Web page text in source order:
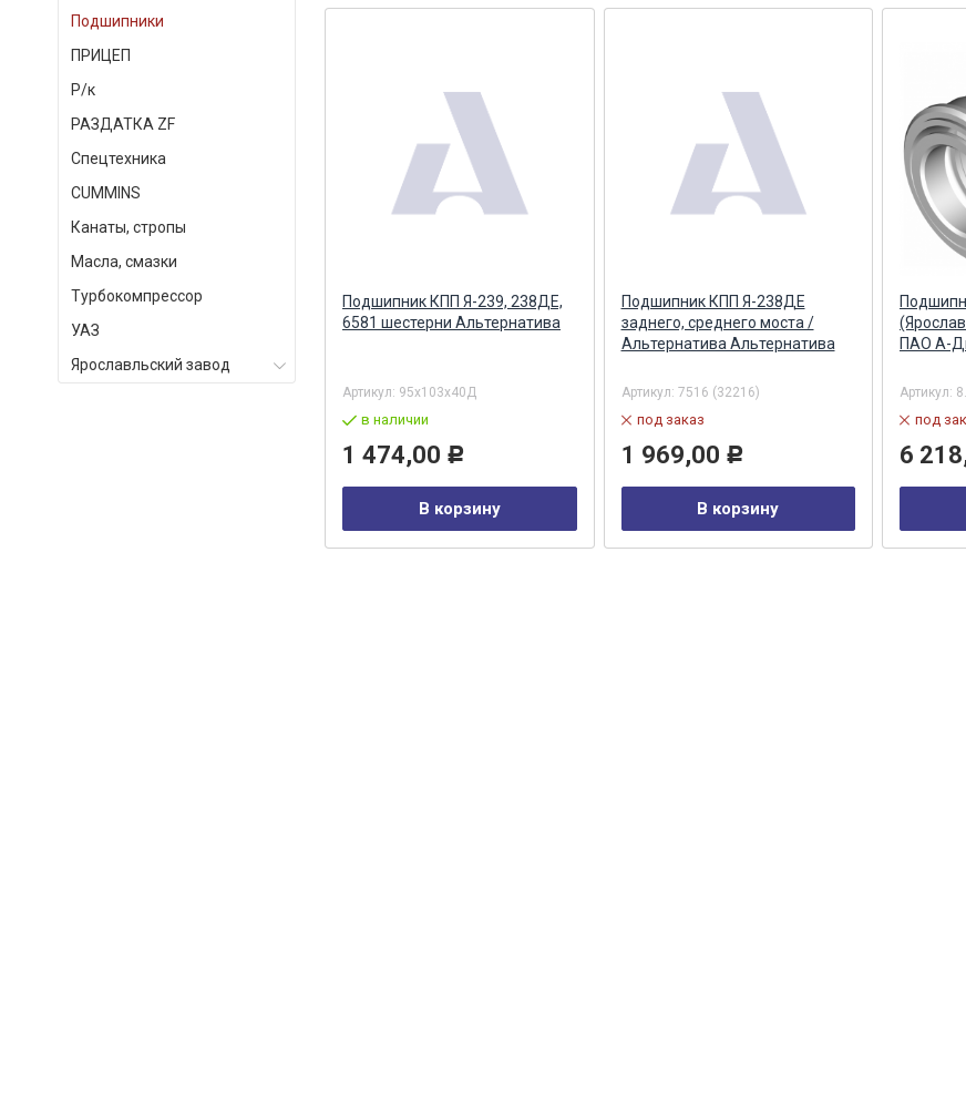
Подшипники
ПРИЦЕП
Р/к
РАЗДАТКА ZF
Спецтехника
СUMMINS
Канаты, стропы
Масла, смазки
Турбокомпрессор
УАЗ
Ярославльский завод
Подшипник ZF 199118250175
ZF, ГЕРМАНИЯ
Подшипник КПП Я-239, 238ДЕ,
6581 шестерни Альтернатива
Артикул: 95х103х40Д
в наличии
1 474,00 Р
В корзину
Подшипник КПП Я-238ДЕ
заднего, среднего моста /
Альтернатива Альтернатива
Артикул: 7516 (32216)
под заказ
1 969,00 Р
В корзину
ПАО А-
Артикул:
под
6